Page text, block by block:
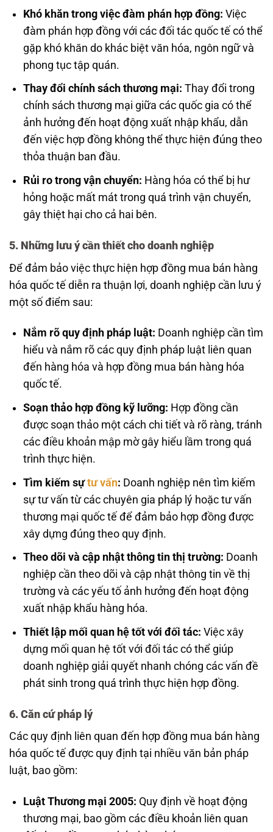
Khó khăn trong việc đàm phán hợp đồng: Việc
đàm phán hợp đồng với các đối tác quốc tế có thể
gặp khó khăn do khác biệt văn hóa, ngôn ngữ và
phong tục tập quán.
Thay đổi chính sách thương mại: Thay đổi trong
chính sách thương mại giữa các quốc gia có thể
ảnh hưởng đến hoạt động xuất nhập khẩu, dẫn
đến việc hợp đồng không thể thực hiện đúng theo
thỏa thuận ban đầu.
Rủi ro trong vận chuyển: Hàng hóa có thể bị hư
hỏng hoặc mất mát trong quá trình vận chuyển,
gây thiệt hại cho cả hai bên.
5. Những lưu ý cần thiết cho doanh nghiệp
Để đảm bảo việc thực hiện hợp đồng mua bán hàng
hóa quốc tế diễn ra thuận lợi, doanh nghiệp cần lưu ý
một số điểm sau:
Nắm rõ quy định pháp luật: Doanh nghiệp cần tìm
hiểu và nắm rõ các quy định pháp luật liên quan
đến hàng hóa và hợp đồng mua bán hàng hóa
quốc tế.
Soạn thảo hợp đồng kỹ lưỡng: Hợp đồng cần
được soạn thảo một cách chi tiết và rõ ràng, tránh
các điều khoản mập mờ gây hiểu lầm trong quá
trình thực hiện.
Tìm kiếm sựtư vấn: Doanh nghiệp nên tìm kiếm
sự tư vấn từ các chuyên gia pháp lý hoặc tư vấn
thương mại quốc tế để đảm bảo hợp đồng được
xây dựng đúng theo quy định.
Theo dõi và cập nhật thông tin thị trường: Doanh
nghiệp cần theo dõi và cập nhật thông tin về thị
trường và các yếu tố ảnh hưởng đến hoạt động
xuất nhập khẩu hàng hóa.
Thiết lập mối quan hệ tốt với đối tác: Việc xây
dựng mối quan hệ tốt với đối tác có thể giúp
doanh nghiệp giải quyết nhanh chóng các vấn đề
phát sinh trong quá trình thực hiện hợp đồng.
6. Căn cứ pháp lý
Các quy định liên quan đến hợp đồng mua bán hàng
hóa quốc tế được quy định tại nhiều văn bản pháp
luật, bao gồm:
Luật Thương mại 2005: Quy định về hoạt động
thương mại, bao gồm các điều khoản liên quan